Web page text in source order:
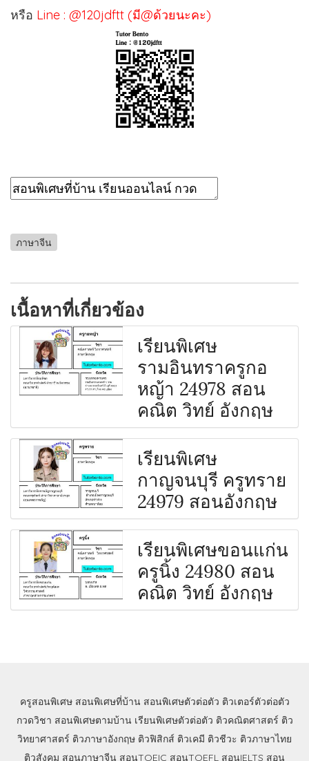
หรือ Line : @120jdftt (มี@ด้วยนะคะ)
ภาษาจีน
เนื้อหาที่เกี่ยวข้อง
เรียนพิเศษ
รามอินทราครูกอ
หญ้า 24978 สอน
คณิต วิทย์ อังกฤษ
เรียนพิเศษ
กาญจนบุรี ครูทราย
24979 สอนอังกฤษ
เรียนพิเศษขอนแก่น
ครูนิ้ง 24980 สอน
คณิต วิทย์ อังกฤษ
ครูสอนพิเศษ สอนพิเศษที่บ้าน สอนพิเศษตัวต่อตัว ติวเตอร์ตัวต่อตัว
กวดวิชา สอนพิเศษตามบ้าน เรียนพิเศษตัวต่อตัว ติวคณิตศาสตร์ ติว
วิทยาศาสตร์ ติวภาษาอังกฤษ ติวฟิสิกส์ ติวเคมี ติวชีวะ ติวภาษาไทย
ติวสังคม สอนภาษาจีน สอนTOEIC สอนTOEFL สอนIELTS สอน